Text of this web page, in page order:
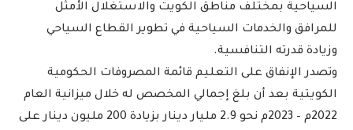
السياحية بمختلف مناطق الكويت والاستغلال الأمثل
للمرافق والخدمات السياحية في تطوير القطاع السياحي
وزيادة قدرته التنافسية.
وتصدر الإنفاق على التعليم قائمة المصروفات الحكومية
الكويتية بعد أن بلغ إجمالي المخصص له خلال ميزانية العام
2022م – 2023م نحو 2.9 مليار دينار بزيادة 200 مليون دينار على